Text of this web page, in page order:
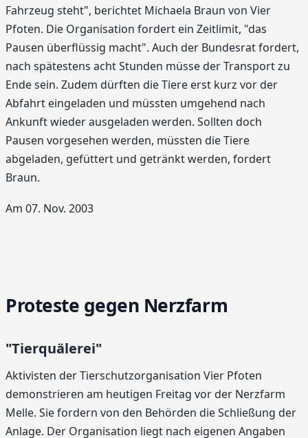
Fahrzeug steht", berichtet Michaela Braun von Vier
Pfoten. Die Organisation fordert ein Zeitlimit, "das
Pausen überflüssig macht". Auch der Bundesrat fordert,
nach spätestens acht Stunden müsse der Transport zu
Ende sein. Zudem dürften die Tiere erst kurz vor der
Abfahrt eingeladen und müssten umgehend nach
Ankunft wieder ausgeladen werden. Sollten doch
Pausen vorgesehen werden, müssten die Tiere
abgeladen, gefüttert und getränkt werden, fordert
Braun.
Am 07. Nov. 2003
Proteste gegen Nerzfarm
"Tierquälerei"
Aktivisten der Tierschutzorganisation Vier Pfoten
demonstrieren am heutigen Freitag vor der Nerzfarm
Melle. Sie fordern von den Behörden die Schließung der
Anlage. Der Organisation liegt nach eigenen Angaben